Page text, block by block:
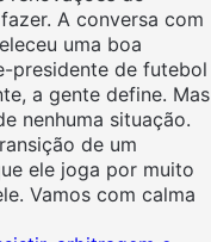
A conversa com
uma boa
presidente de futebol
a gente define. Mas
nenhuma situação.
de um
ele joga por muito
Vamos com calma